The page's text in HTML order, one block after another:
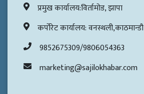
प्रमुख कार्यालय:विर्तामोड, झापा
कर्पोरेट कार्यालय: वनस्थली,काठमान्डौ
9852675309/9806054363
marketing@sajilokhabar.com